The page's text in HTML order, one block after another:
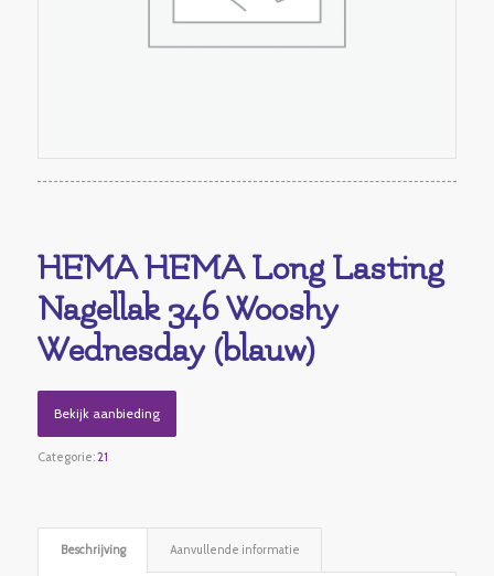
HEMA HEMA Long Lasting
Nagellak 346 Wooshy
Wednesday (blauw)
Bekijk aanbieding
Categorie:21
Beschrijving Aanvullende informatie